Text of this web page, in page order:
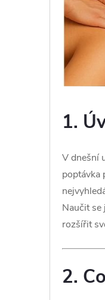
1.
V dnešní
poptávka
Naučit se
rozšířit
2.